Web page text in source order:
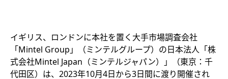
イギリス、ロンドンに本社を置く大手市場調査会社
「Mintel Group」（ミンテルグループ）の日本法人「株
式会社Mintel Japan（ミンテルジャパン）」（東京：千
代田区）は、2023年10月4日から3日間に渡り開催され